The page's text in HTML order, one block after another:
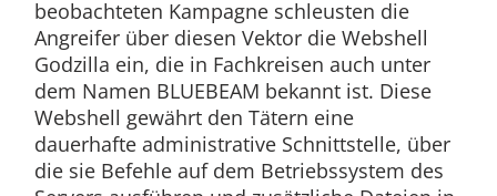
beobachteten Kampagne schleusten die
Angreifer über diesen Vektor die Webshell
Godzilla ein, die in Fachkreisen auch unter
dem Namen BLUEBEAM bekannt ist. Diese
Webshell gewährt den Tätern eine
dauerhafte administrative Schnittstelle, über
die sie Befehle auf dem Betriebssystem des